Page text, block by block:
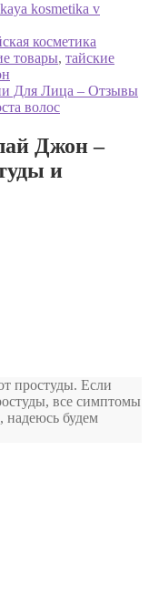
kosmetika v
косметика
товары, тайские
Для Лица – Отзывы
волос
Джон –
и
простуды. Если
все симптомы
надеюсь будем